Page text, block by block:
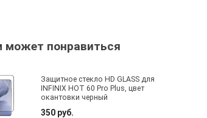
может понравиться
Защитное стекло HD GLASS для
INFINIX HOT 60 Pro Plus, цвет
окантовки черный
350 руб.